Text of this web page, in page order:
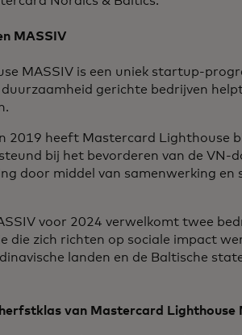
MASSIV
MASSIV is een uniek startup-
gerichte bedrijven
2019 heeft Mastercard Lighthouse
bij het bevorderen van de VN-
door middel van samenwerking en
voor 2024 verwelkomt twee
die zich richten op sociale impact
landen en de Baltische
van Mastercard Lighthouse